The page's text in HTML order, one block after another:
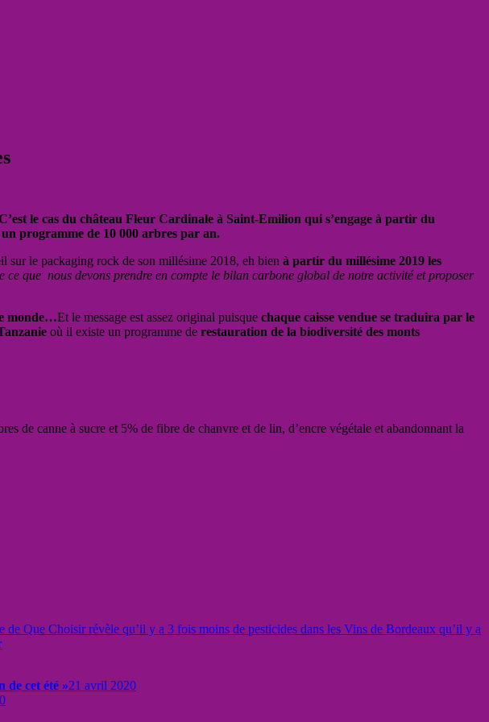
le cas du château Fleur Cardinale à Saint-Emilion qui s’engage à partir du
programme de 10 000 arbres par an.
sur le packaging rock de son millésime 2018, eh bien à partir du millésime 2019 les
ce que nous devons prendre en compte le bilan carbone global de notre activité et proposer
monde…Et le message est assez original puisque chaque caisse vendue se traduira par le
où il existe un programme de restauration de la biodiversité des monts
de canne à sucre et 5% de fibre de chanvre et de lin, d’encre végétale et abandonnant la
de Que Choisir révèle qu’il y a 3 fois moins de pesticides dans les Vins de Bordeaux qu’il y a
de cet été »21 avril 2020